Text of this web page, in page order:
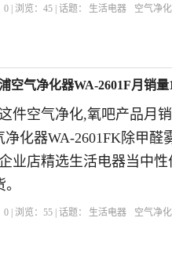
0 | 浏览：45 | 话题： 生活电器 空气净化
空气净化器WA-2601F月销量
件空气净化,氧吧产品月
化器WA-2601FK除甲醛
业店精选生活电器当中
0 | 浏览：55 | 话题： 生活电器 空气净化